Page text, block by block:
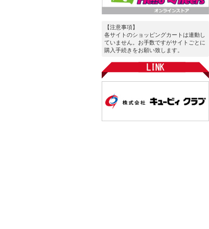
【注意事項】
各サイトのショッピングカートは連動し
ていません。お手数ですがサイトごとに
購入手続きをお願い致します。